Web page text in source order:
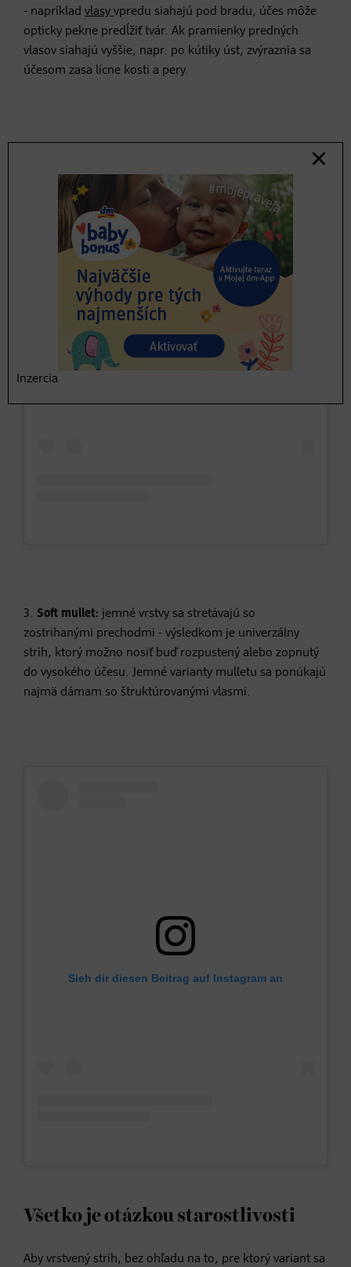
- napríklad vlasy vpredu siahajú pod bradu, účes môže
opticky pekne predĺžiť tvár. Ak pramienky predných
vlasov siahajú vyššie, napr. po kútiky úst, zvýraznia sa
účesom zasa lícne kosti a pery.
Sieh dir diesen Beitrag auf Instagram an
3. Soft mullet: jemné vrstvy sa stretávajú so
zostrihanými prechodmi - výsledkom je univerzálny
strih, ktorý možno nosiť buď rozpustený alebo zopnutý
do vysokého účesu. Jemné varianty mulletu sa ponúkajú
najmä dámam so štruktúrovanými vlasmi.
Sieh dir diesen Beitrag auf Instagram an
Všetko je otázkou starostlivosti
Aby vrstvený strih, bez ohľadu na to, pre ktorý variant sa
Inzercia